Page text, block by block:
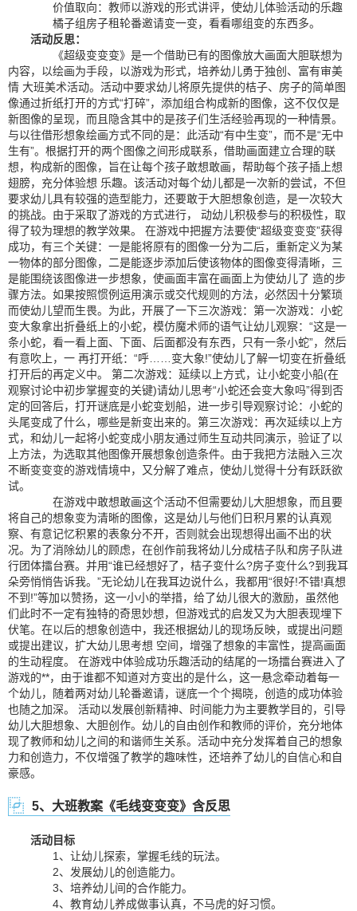
价值取向：教师以游戏的形式讲评，使幼儿体验活动的乐趣
橘子组房子租轮番邀请变一变，看看哪组变的东西多。
活动反思：
《超级变变变》是一个借助已有的图像放大画面大胆联想为
内容，以绘画为手段，以游戏为形式，培养幼儿勇于独创、富有审美
情 大班美术活动。活动中要求幼儿将原先提供的桔子、房子的简单图
像通过折纸打开的方式“打碎”，添加组合构成新的图像，这不仅仅是
新图像的呈现，而且隐含其中的是孩子们生活经验再现的一种情景。
与以往借形想象绘画方式不同的是：此活动“有中生变”，而不是“无中
生有”。根据打开的两个图像之间形成联系，借助画面建立合理的联
想，构成新的图像，旨在让每个孩子敢想敢画，帮助每个孩子插上想
翅膀，充分体验想 乐趣。该活动对每个幼儿都是一次新的尝试，不但
要求幼儿具有较强的造型能力，还要敢于大胆想象创造，是一次较大
的挑战。由于采取了游戏的方式进行， 动幼儿积极参与的积极性，取
得了较为理想的教学效果。 在游戏中把握方法要使“超级变变变”获得
成功，有三个关键：一是能将原有的图像一分为二后，重新定义为某
一物体的部分图像，二是能逐步添加后使该物体的图像变得清晰，三
是能围绕该图像进一步想象，使画面丰富在画面上为使幼儿了 造的步
骤方法。如果按照惯例运用演示或交代规则的方法，必然因十分繁琐
而使幼儿望而生畏。为此，开展了一下三次游戏：第一次游戏：小蛇
变大象拿出折叠纸上的小蛇，模仿魔术师的语气让幼儿观察：“这是一
条小蛇，看一看上面、下面、后面都没有东西，只有一条小蛇”，然后
有意吹上，一 再打开纸：“呼……变大象!”使幼儿了解一切变在折叠纸
打开后的再定义中。 第二次游戏：延续以上方式，让小蛇变小船(在
观察讨论中初步掌握变的关键)请幼儿思考“小蛇还会变大象吗”得到否
定的回答后，打开谜底是小蛇变划船，进一步引导观察讨论：小蛇的
头尾变成了什么，哪些是新变出来的。第三次游戏：再次延续以上方
式，和幼儿一起将小蛇变成小朋友通过师生互动共同演示，验证了以
上方法，为选取其他图像开展想象创造条件。由于我把方法融入三次
不断变变变的游戏情境中，又分解了难点，使幼儿觉得十分有跃跃欲
试。
在游戏中敢想敢画这个活动不但需要幼儿大胆想象，而且要
将自己的想象变为清晰的图像，这是幼儿与他们日积月累的认真观
察、有意记忆积累的表象分不开，否则就会出现想得出画不出的状
况。为了消除幼儿的顾虑，在创作前我将幼儿分成桔子队和房子队进
行团体擂台赛。并用“谁已经想好了，桔子变什么?房子变什么?到我耳
朵旁悄悄告诉我。”无论幼儿在我耳边说什么，我都用“很好!不错!真想
不到!”等加以赞扬，这一小小的举措，给了幼儿很大的激励，虽然他
们此时不一定有独特的奇思妙想，但游戏式的启发又为大胆表现埋下
伏笔。在以后的想象创造中，我还根据幼儿的现场反映，或提出问题
或提出建议，扩大幼儿思考想 空间，增强了想象的丰富性，提高画面
的生动程度。 在游戏中体验成功乐趣活动的结尾的一场擂台赛进入了
游戏的**，由于谁都不知道对方变出的是什么，这一悬念牵动着每一
个幼儿，随着两对幼儿轮番邀请，谜底一个个揭晓，创造的成功体验
也随之加深。 活动以发展创新精神、时间能力为主要教学目的，引导
幼儿大胆想象、大胆创作。幼儿的自由创作和教师的评价，充分地体
现了教师和幼儿之间的和谐师生关系。活动中充分发挥着自己的想象
力和创造力，不仅增强了教学的趣味性，还培养了幼儿的自信心和自
豪感。
5、大班教案《毛线变变变》含反思
活动目标
1、让幼儿探索，掌握毛线的玩法。
2、发展幼儿的创造能力。
3、培养幼儿间的合作能力。
4、教育幼儿养成做事认真，不马虎的好习惯。